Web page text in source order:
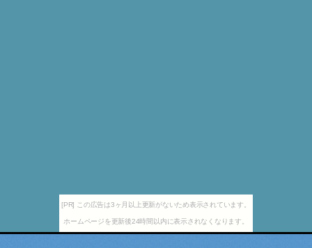
[PR] この広告は3ヶ月以上更新がないため表示されています。
ホームページを更新後24時間以内に表示されなくなります。